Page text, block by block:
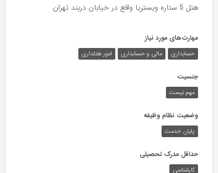
هتل 5 ستاره ویستریا واقع در خیابان دربند تهران
مهارت‌های مورد نیاز
حسابداری مالی و حسابداری امور هتلداری
جنسیت
مهم نیست
وضعیت نظام وظیفه
پایان خدمت
حداقل مدرک تحصیلی
کارشناسی